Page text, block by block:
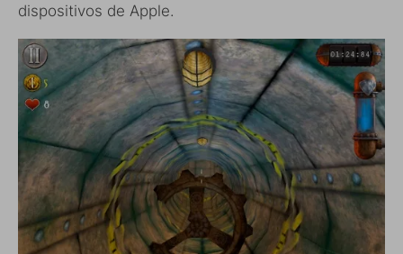
dispositivos de Apple.